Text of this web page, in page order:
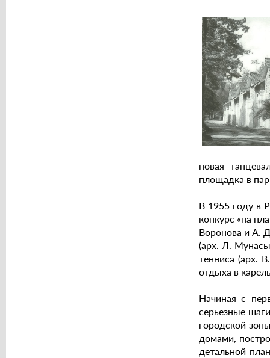
новая
площадка в
В 1955 году в
конкурс «на
Воронова и А.
(арх. Л.
тенниса (арх.
отдыха в
Начиная с
серьезные
городской
домами,
детальной